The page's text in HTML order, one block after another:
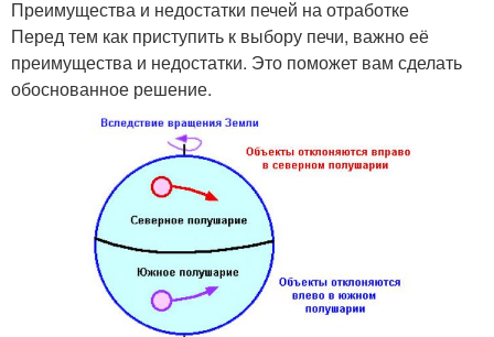
Преимущества и недостатки печей на отработке
Перед тем как приступить к выбору печи, важно её
преимущества и недостатки. Это поможет вам сделать
обоснованное решение.